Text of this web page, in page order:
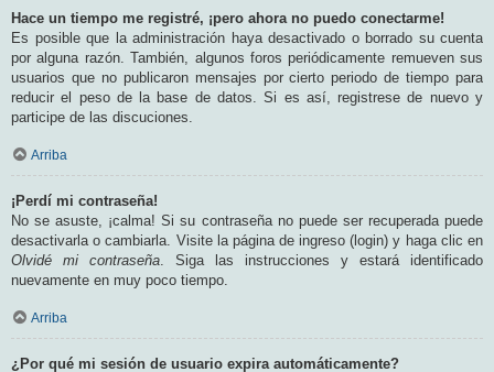
Hace un tiempo me registré, ¡pero ahora no puedo conectarme!
Es posible que la administración haya desactivado o borrado su cuenta
por alguna razón. También, algunos foros periódicamente remueven sus
usuarios que no publicaron mensajes por cierto periodo de tiempo para
reducir el peso de la base de datos. Si es así, registrese de nuevo y
participe de las discuciones.
Arriba
¡Perdí mi contraseña!
No se asuste, ¡calma! Si su contraseña no puede ser recuperada puede
desactivarla o cambiarla. Visite la página de ingreso (login) y haga clic en
Olvidé mi contraseña. Siga las instrucciones y estará identificado
nuevamente en muy poco tiempo.
Arriba
¿Por qué mi sesión de usuario expira automáticamente?